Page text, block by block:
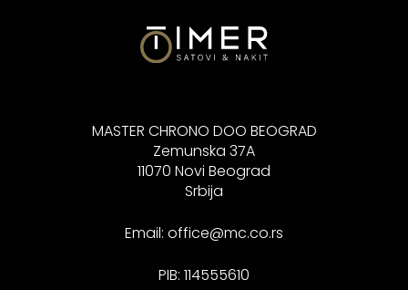
MASTER CHRONO DOO BEOGRAD
Zemunska 37A
11070 Novi Beograd
Srbija
Email: office@mc.co.rs
PIB: 114555610